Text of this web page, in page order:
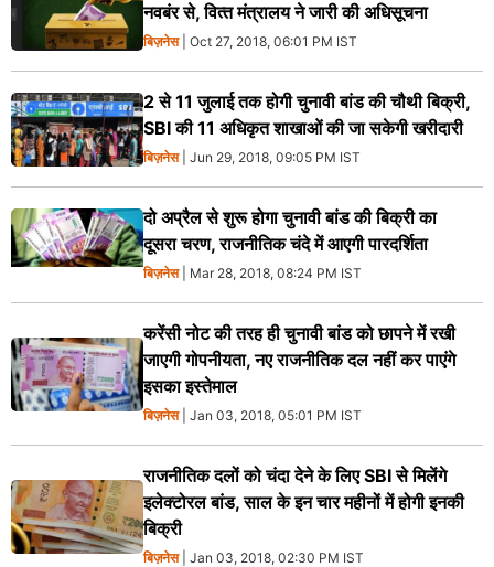
नवबंर से, वित्‍त मंत्रालय ने जारी की अधिसूचना
बिज़नेस| Oct 27, 2018, 06:01 PM IST
2 से 11 जुलाई तक होगी चुनावी बांड की चौथी बिक्री,
SBI की 11 अधिकृत शाखाओं की जा सकेगी खरीदारी
बिज़नेस| Jun 29, 2018, 09:05 PM IST
दो अप्रैल से शुरू होगा चुनावी बांड की बिक्री का
दूसरा चरण, राजनीतिक चंदे में आएगी पारदर्शिता
बिज़नेस| Mar 28, 2018, 08:24 PM IST
करेंसी नोट की तरह ही चुनावी बांड को छापने में रखी
जाएगी गोपनीयता, नए राजनीतिक दल नहीं कर पाएंगे
इसका इस्‍तेमाल
बिज़नेस| Jan 03, 2018, 05:01 PM IST
राजनीतिक दलों को चंदा देने के लिए SBI से मिलेंगे
इलेक्‍टोरल बांड, साल के इन चार महीनों में होगी इनकी
बिक्री
बिज़नेस| Jan 03, 2018, 02:30 PM IST